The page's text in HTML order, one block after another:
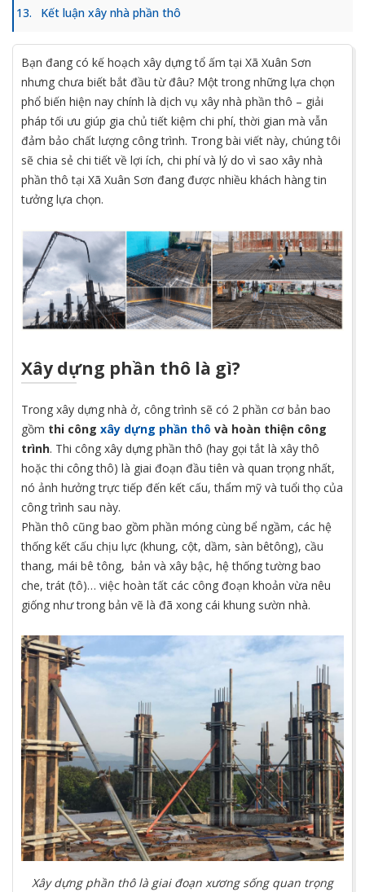
Kết luận xây nhà phần thô
Bạn đang có kế hoạch xây dựng tổ ấm tại Xã Xuân Sơn
nhưng chưa biết bắt đầu từ đâu? Một trong những lựa chọn
phổ biến hiện nay chính là dịch vụ xây nhà phần thô – giải
pháp tối ưu giúp gia chủ tiết kiệm chi phí, thời gian mà vẫn
đảm bảo chất lượng công trình. Trong bài viết này, chúng tôi
sẽ chia sẻ chi tiết về lợi ích, chi phí và lý do vì sao xây nhà
phần thô tại Xã Xuân Sơn đang được nhiều khách hàng tin
tưởng lựa chọn.
Xây dựng phần thô là gì?
Trong xây dựng nhà ở, công trình sẽ có 2 phần cơ bản bao
gồm thi công xây dựng phần thô và hoàn thiện công
trình. Thi công xây dựng phần thô (hay gọi tắt là xây thô
hoặc thi công thô) là giai đoạn đầu tiên và quan trọng nhất,
nó ảnh hưởng trực tiếp đến kết cấu, thẩm mỹ và tuổi thọ của
công trình sau này.
Phần thô cũng bao gồm phần móng cùng bể ngầm, các hệ
thống kết cấu chịu lực (khung, cột, dầm, sàn bêtông), cầu
thang, mái bê tông, bản và xây bậc, hệ thống tường bao
che, trát (tô)… việc hoàn tất các công đoạn khoản vừa nêu
giống như trong bản vẽ là đã xong cái khung sườn nhà.
Xây dựng phần thô là giai đoạn xương sống quan trọng